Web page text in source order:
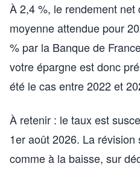
À 2,4 %, le rendement net
moyenne attendue pour
% par la Banque de
votre épargne est donc
été le cas entre 2022 et
À retenir : le taux est
1er août 2026. La
comme à la baisse, sur